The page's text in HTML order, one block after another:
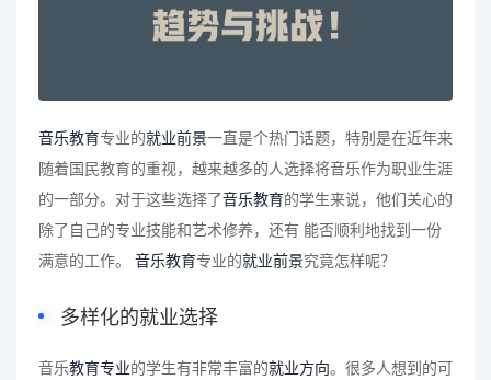
音乐教育专业的就业前景一直是个热门话题，特别是在近年来
随着国民教育的重视，越来越多的人选择将音乐作为职业生涯
的一部分。对于这些选择了音乐教育的学生来说，他们关心的
除了自己的专业技能和艺术修养，还有 能否顺利地找到一份
满意的工作。 音乐教育专业的就业前景究竟怎样呢？
多样化的就业选择
音乐教育专业的学生有非常丰富的就业方向。很多人想到的可